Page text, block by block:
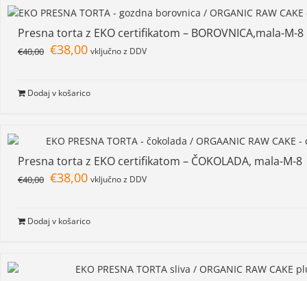
Presna torta z EKO certifikatom – BOROVNICA,mala-M-8
€40,00 €38,00 vključno z DDV
Dodaj v košarico
Presna torta z EKO certifikatom – ČOKOLADA, mala-M-8
€40,00 €38,00 vključno z DDV
Dodaj v košarico